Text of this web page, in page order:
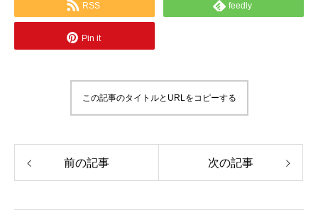
RSS feedly
Pin it
この記事のタイトルとURLをコピーする
前の記事 次の記事